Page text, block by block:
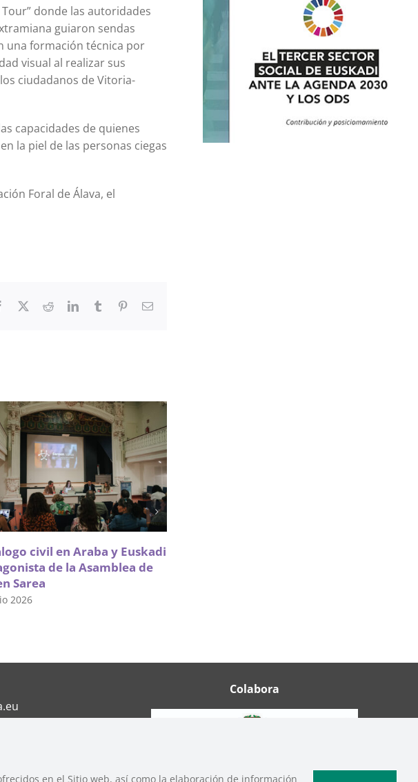
donde las autoridades
guiaron sendas
una formación técnica por
visual al realizar sus
ciudadanos de Vitoria-
capacidades de quienes
la piel de las personas ciegas
Foral de Álava, el
Facebook RedditLinkedInTumblr PinterestCorreo
civil en Araba y Euskadi
de la Asamblea de
Sarea
2026
Colabora
en el Sitio web, así como la elaboración de información